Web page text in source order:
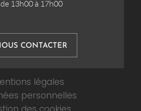
13h00 à 17h00
CONTACTER
légales
personnelles